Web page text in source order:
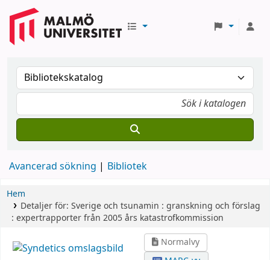
Avancerad sökning Bibliotek
Hem
Detaljer för: Sverige och tsunamin : granskning och förslag
: expertrapporter från 2005 års katastrofkommission
Normalvy